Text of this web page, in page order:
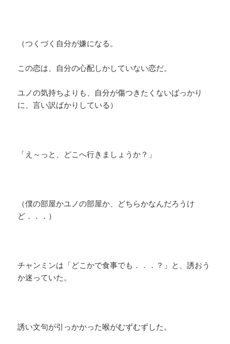
（つくづく自分が嫌になる。
この恋は、自分の心配しかしていない恋だ。
ユノの気持ちよりも、自分が傷つきたくないばっかり
に、言い訳ばかりしている）
「え～っと、どこへ行きましょうか？」
（僕の部屋かユノの部屋か、どちらかなんだろうけ
ど．．．）
チャンミンは「どこかで食事でも．．．？」と、誘おう
か迷っていた。
誘い文句が引っかかった喉がむずむずした。